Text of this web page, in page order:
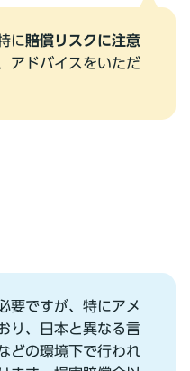
に賠償リスクに注意
アドバイスをいただ
要ですが、特にアメ
り、⽇本と異なる⾔
どの環境下で⾏われ